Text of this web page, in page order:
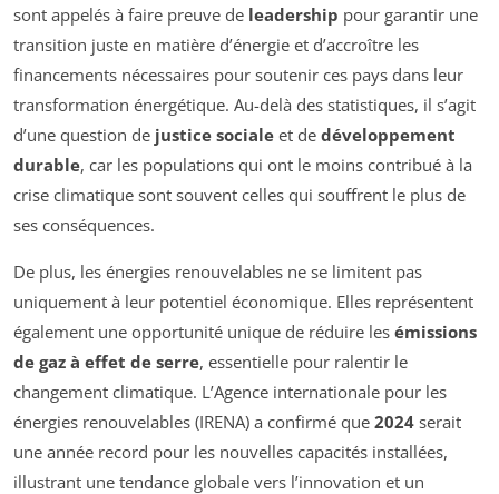
sont appelés à faire preuve de leadership pour garantir une
transition juste en matière d’énergie et d’accroître les
financements nécessaires pour soutenir ces pays dans leur
transformation énergétique. Au-delà des statistiques, il s’agit
d’une question de justice sociale et de développement
durable, car les populations qui ont le moins contribué à la
crise climatique sont souvent celles qui souffrent le plus de
ses conséquences.
De plus, les énergies renouvelables ne se limitent pas
uniquement à leur potentiel économique. Elles représentent
également une opportunité unique de réduire les émissions
de gaz à effet de serre, essentielle pour ralentir le
changement climatique. L’Agence internationale pour les
énergies renouvelables (IRENA) a confirmé que 2024 serait
une année record pour les nouvelles capacités installées,
illustrant une tendance globale vers l’innovation et un